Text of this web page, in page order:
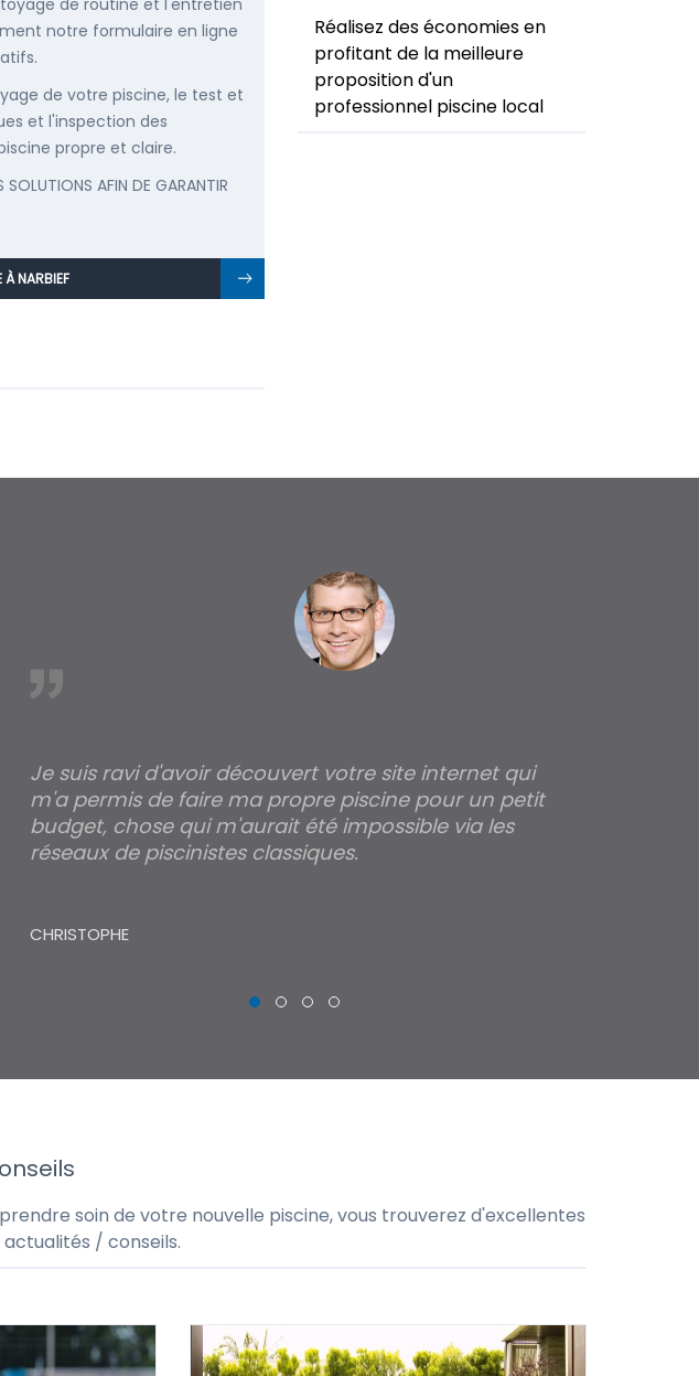
de routine et l'entretien
notre formulaire en ligne
de votre piscine, le test et
et l'inspection des
propre et claire.
SOLUTIONS AFIN DE GARANTIR
À NARBIEF
Réalisez des économies en
profitant de la meilleure
proposition d'un
professionnel piscine local
Je suis ravi d'avoir découvert votre site internet qui
m'a permis de faire ma propre piscine pour un petit
budget, chose qui m'aurait été impossible via les
réseaux de piscinistes classiques.
CHRISTOPHE
soin de votre nouvelle piscine, vous trouverez d'excellentes
/ conseils.